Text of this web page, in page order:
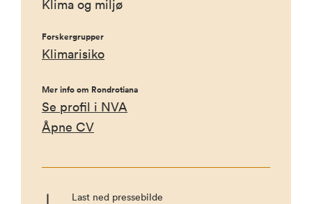
Klima og miljø
Forskergrupper
Klimarisiko
Mer info om Rondrotiana
Se profil i NVA
Åpne CV
Last ned pressebilde